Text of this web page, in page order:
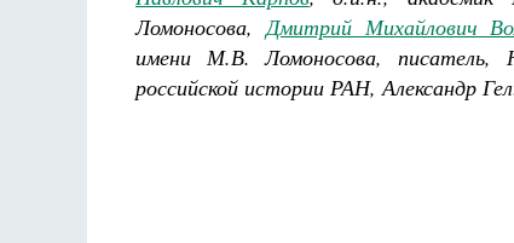
Ломоносова,Дмитрий Михайлович
имени М.В. Ломоносова, писатель,
российской истории РАН, Александр